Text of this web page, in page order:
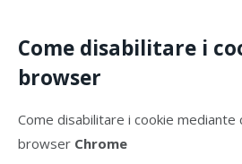
Come disabilitare i
browser
Come disabilitare i cookie mediante
browser Chrome